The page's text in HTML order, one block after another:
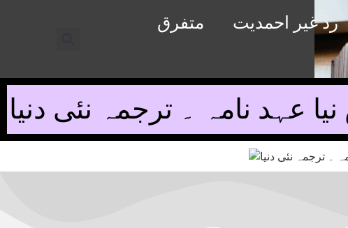
رد غیر احمدیت
متفرق
عہد نامہ ۔ ترجمہ نئی دنیا